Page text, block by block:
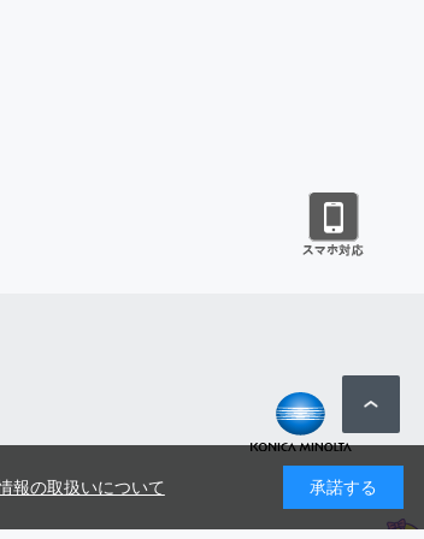
報の取扱いについて 承諾する